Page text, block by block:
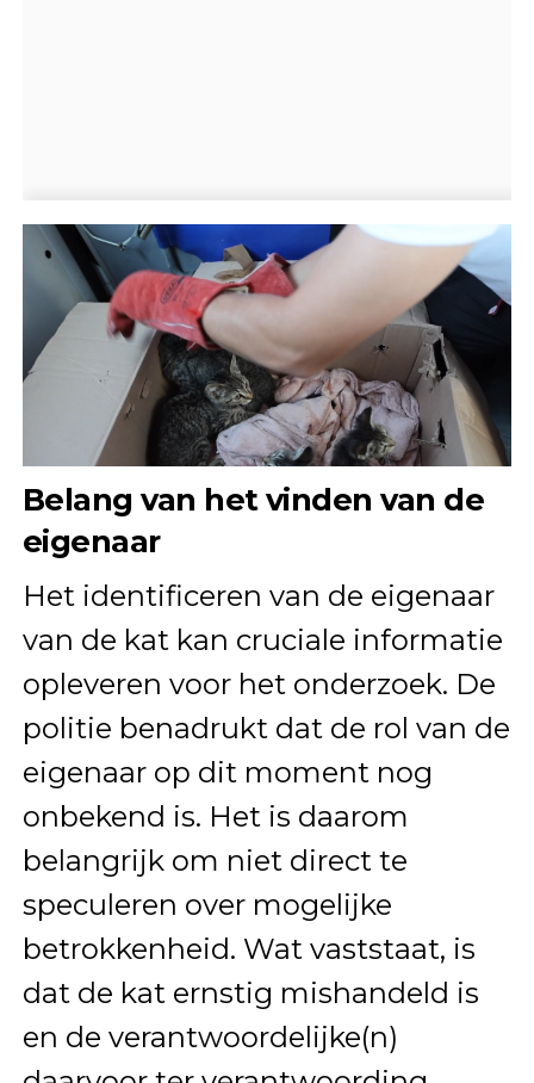
Belang van het vinden van de
eigenaar
Het identificeren van de eigenaar
van de kat kan cruciale informatie
opleveren voor het onderzoek. De
politie benadrukt dat de rol van de
eigenaar op dit moment nog
onbekend is. Het is daarom
belangrijk om niet direct te
speculeren over mogelijke
betrokkenheid. Wat vaststaat, is
dat de kat ernstig mishandeld is
en de verantwoordelijke(n)